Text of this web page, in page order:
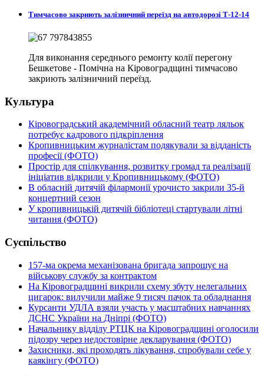
Тимчасово закриють залізничний переїзд на автодорозі Т-12-14
Для виконання середнього ремонту колії перегону
Бешкетове - Помічна на Кіровоградщині тимчасово
закриють залізничний переїзд.
Культура
Кіровоградський академічний обласний театр ляльок
потребує кадрового підкріплення
Кропивницьким журналістам подякували за відданість
професії (ФОТО)
Простір для спілкування, розвитку громад та реалізації
ініціатив відкрили у Кропивницькому (ФОТО)
В обласній дитячій філармонії урочисто закрили 35-й
концертний сезон
У кропивницькій дитячій бібліотеці стартували літні
читання (ФОТО)
Суспільство
157-ма окрема механізована бригада запрошує на
військову службу за контрактом
На Кіровоградщині викрили схему збуту нелегальних
цигарок: вилучили майже 9 тисяч пачок та обладнання
Курсанти УДЛА взяли участь у масштабних навчаннях
ДСНС України на Дніпрі (ФОТО)
Начальнику відділу РТЦК на Кіровоградщині оголосили
підозру через недостовірне декларування (ФОТО)
Захисники, які проходять лікування, спробували себе у
каякінгу (ФОТО)